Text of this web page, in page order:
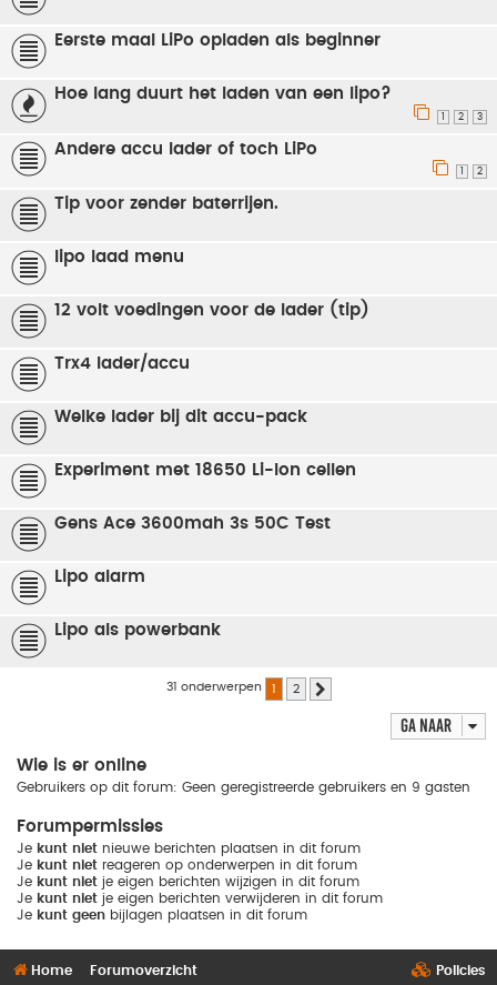
Eerste maal LiPo opladen als beginner
Hoe lang duurt het laden van een lipo?
1 2 3
Andere accu lader of toch LiPo
2
Tip voor zender baterrijen.
lipo laad menu
12 volt voedingen voor de lader (tip)
Trx4 lader/accu
Welke lader bij dit accu-pack
Experiment met 18650 Li-Ion cellen
Gens Ace 3600mah 3s 50C Test
Lipo alarm
Lipo als powerbank
31 onderwerpen 1 2
Ga naar
Wie is er online
Gebruikers op dit forum: Geen geregistreerde gebruikers en 9 gasten
Forumpermissies
Je kunt niet nieuwe berichten plaatsen in dit forum
Je kunt niet reageren op onderwerpen in dit forum
Je kunt niet je eigen berichten wijzigen in dit forum
Je kunt niet je eigen berichten verwijderen in dit forum
Je kunt geen bijlagen plaatsen in dit forum
Home Forumoverzicht Policies